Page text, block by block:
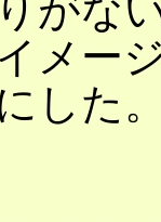
がな
メー
した。